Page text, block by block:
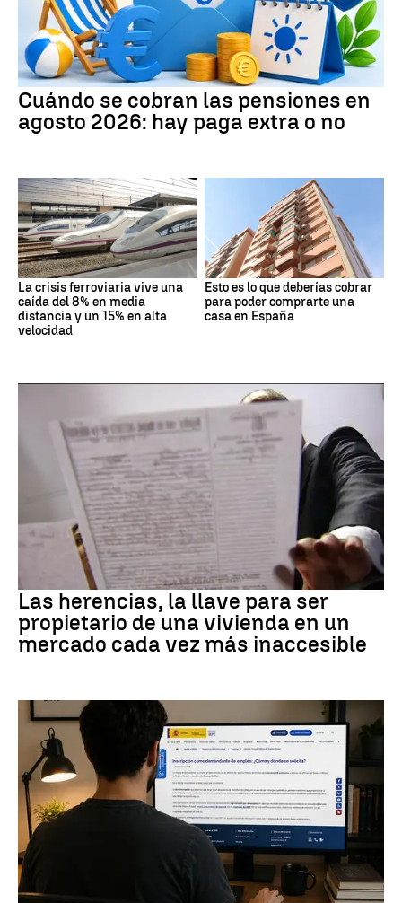
Cuándo se cobran las pensiones en
agosto 2026: hay paga extra o no
La crisis ferroviaria vive una
caída del 8% en media
distancia y un 15% en alta
velocidad
Esto es lo que deberías cobrar
para poder comprarte una
casa en España
Vivienda
Las herencias, la llave para ser
propietario de una vivienda en un
mercado cada vez más inaccesible
Empleo